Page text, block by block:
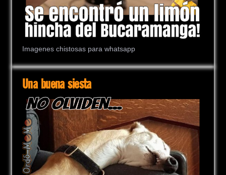
Imagenes chistosas para whatsapp
Una buena siesta